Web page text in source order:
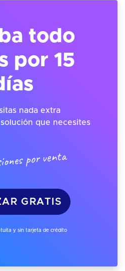
todo
por 15
nada extra
que necesites
por venta
GRATIS
y sin tarjeta de crédito